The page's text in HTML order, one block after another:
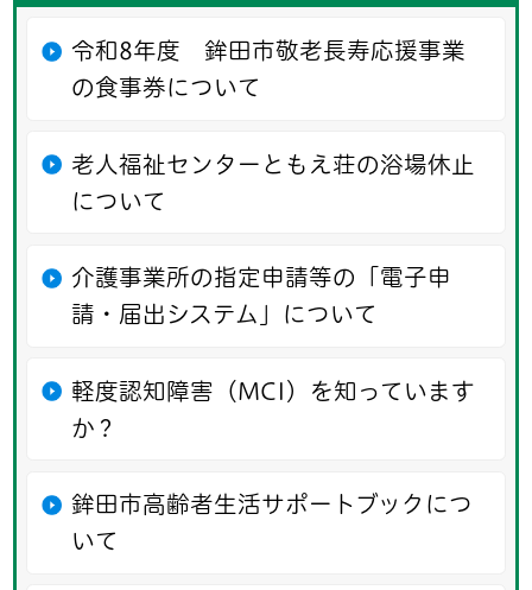
令和8年度 鉾田市敬老長寿応援事業
の食事券について
老人福祉センターともえ荘の浴場休止
について
介護事業所の指定申請等の「電子申
請・届出システム」について
軽度認知障害（MCI）を知っています
か？
鉾田市高齢者生活サポートブックにつ
いて